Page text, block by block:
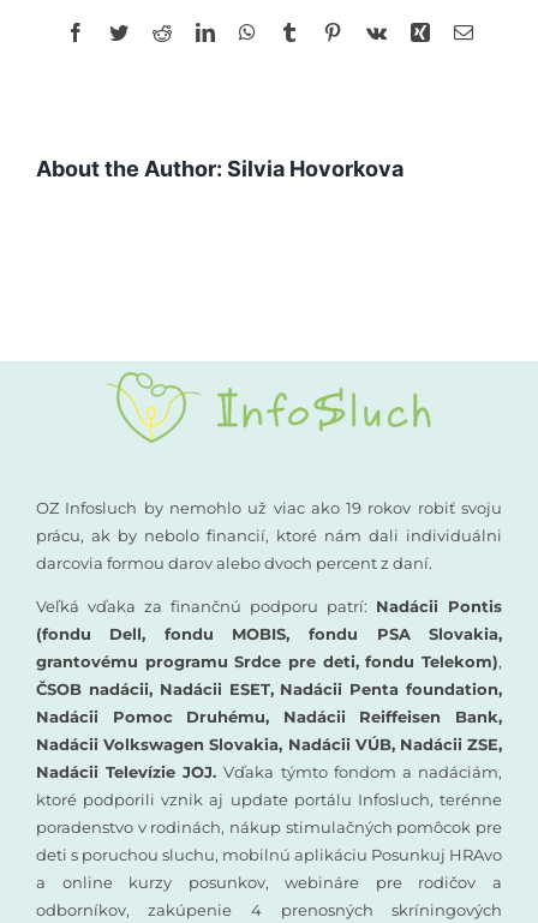
Facebook
TwitterRedditLinkedInWhatsApp
TumblrPinterest
Vk Xing Email
About the Author: Silvia Hovorkova
OZ Infosluch by nemohlo už viac ako 19 rokov robiť svoju
prácu, ak by nebolo financií, ktoré nám dali individuálni
darcovia formou darov alebo dvoch percent z daní.
Veľká vďaka za finančnú podporu patrí: Nadácii Pontis
(fondu Dell, fondu MOBIS, fondu PSA Slovakia,
grantovému programu Srdce pre deti, fondu Telekom),
ČSOB nadácii, Nadácii ESET, Nadácii Penta foundation,
Nadácii Pomoc Druhému, Nadácii Reiffeisen Bank,
Nadácii Volkswagen Slovakia, Nadácii VÚB, Nadácii ZSE,
Nadácii Televízie JOJ.Vďaka týmto fondom a nadáciám,
ktoré podporili vznik aj update portálu Infosluch, terénne
poradenstvo v rodinách, nákup stimulačných pomôcok pre
deti s poruchou sluchu, mobilnú aplikáciu Posunkuj HRAvo
a online kurzy posunkov, webináre pre rodičov a
odborníkov, zakúpenie 4 prenosných skríningových